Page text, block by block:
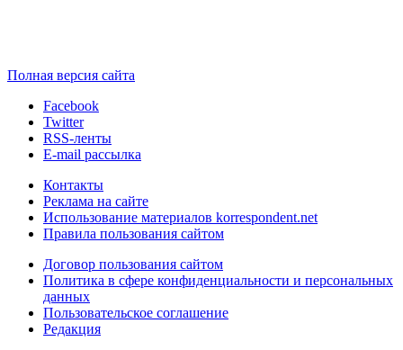
Полная версия сайта
Facebook
Twitter
RSS-ленты
E-mail рассылка
Контакты
Реклама на сайте
Использование материалов korrespondent.net
Правила пользования сайтом
Договор пользования сайтом
Политика в сфере конфиденциальности и персональных
данных
Пользовательское соглашение
Редакция